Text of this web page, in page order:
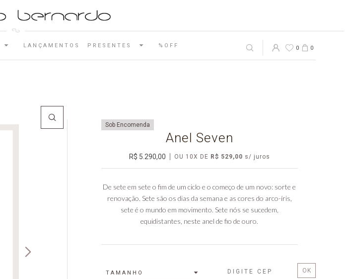
LANÇAMENTOS PRESENTES %OFF 0 0
Sob Encomenda
Anel Seven
R$ 5.290,00 OU 10X DE R$ 529,00
De sete em sete o fim de um ciclo e o começo de um novo: sorte e
renovação. Sete são os dias da semana e as cores do arco-íris,
sete é o mundo em movimento. Sete nós se sucedem,
equidistantes, neste anel de fio de ouro.
TAMANHO